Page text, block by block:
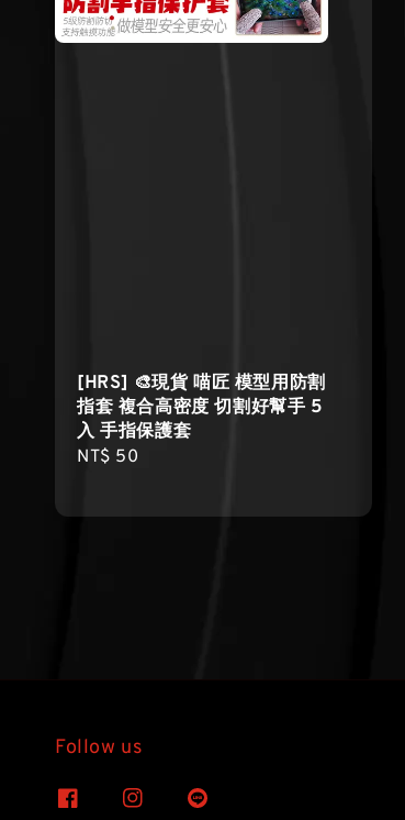
[HRS] 🎨現貨 喵匠 模型用防割
指套 複合高密度 切割好幫手 5
入 手指保護套
Regular
NT$ 50
Follow us